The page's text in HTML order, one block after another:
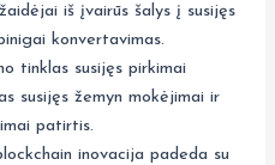
iš įvairūs šalys į susijęs
konvertavimas.
tinklas susijęs pirkimai
susijęs žemyn mokėjimai ir
patirtis.
inovacija padeda su